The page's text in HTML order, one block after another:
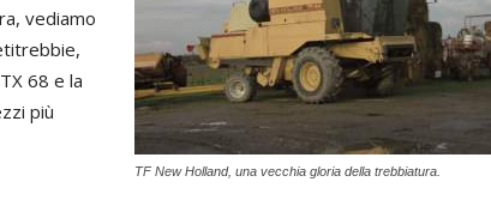
TF New Holland, una vecchia gloria della trebbiatura.
vediamo
68 e la
più